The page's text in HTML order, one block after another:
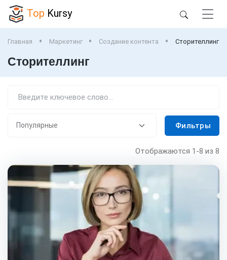
Top Kursy
Главная Маркетинг Создание контента Сторителлинг
Сторителлинг
Фильтры
Отображаются 1-8 из 8